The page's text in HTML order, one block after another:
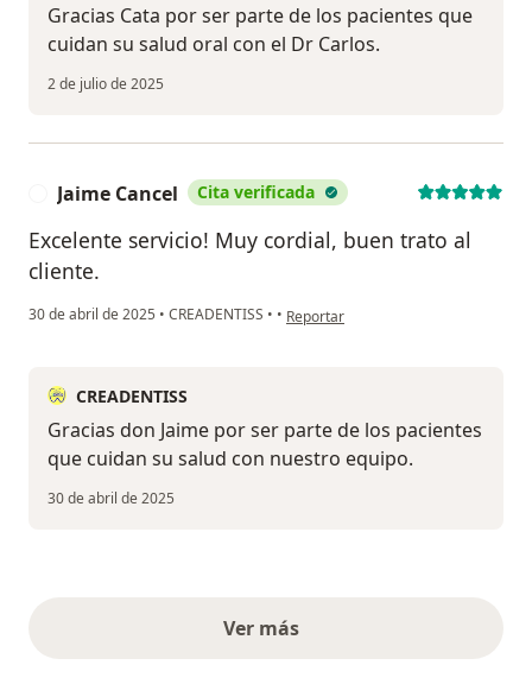
Gracias Cata por ser parte de los pacientes que
cuidan su salud oral con el Dr Carlos.
2 de julio de 2025
Jaime Cancel Cita verificada
Excelente servicio! Muy cordial, buen trato al
cliente.
30 de abril de 2025 • CREADENTISS • • en opinión del usuario Jaime Cancel
Reportar
CREADENTISS
Gracias don Jaime por ser parte de los pacientes
que cuidan su salud con nuestro equipo.
30 de abril de 2025
Ver másopiniones anteriores